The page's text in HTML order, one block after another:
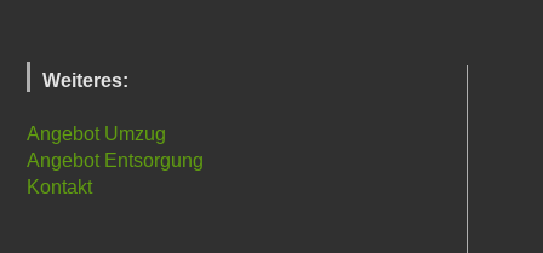
Weiteres:
Angebot Umzug
Angebot Entsorgung
Kontakt